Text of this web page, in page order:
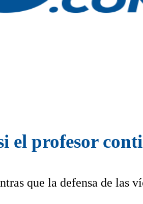
el profesor
que la defensa de las